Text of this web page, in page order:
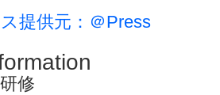
提供元：＠Press
修